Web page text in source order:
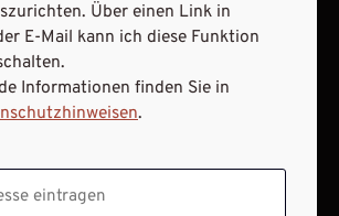
ABO ONLINE KÜNDIGEN
Über einen Link in
E-Mail kann ich diese Funktion
Informationen finden Sie in
.